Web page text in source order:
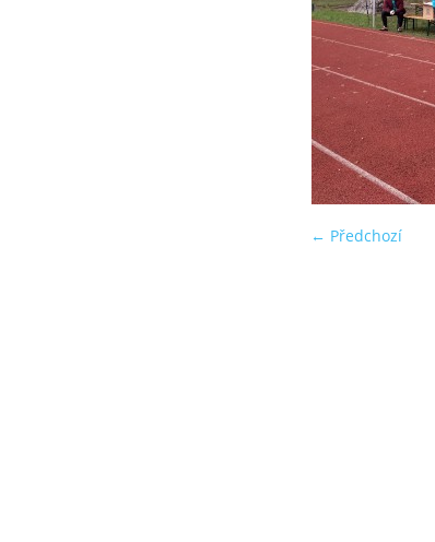
← Předchozí